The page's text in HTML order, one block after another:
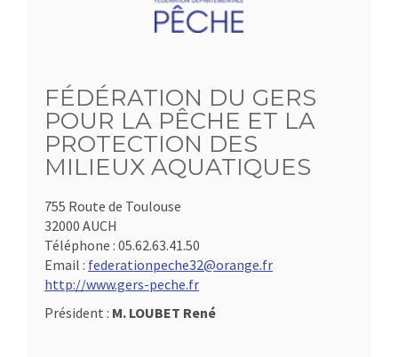
FÉDÉRATION DU GERS
POUR LA PÊCHE ET LA
PROTECTION DES
MILIEUX AQUATIQUES
755 Route de Toulouse
32000 AUCH
Téléphone : 05.62.63.41.50
Email : federationpeche32@orange.fr
http://www.gers-peche.fr
Président : M. LOUBET René